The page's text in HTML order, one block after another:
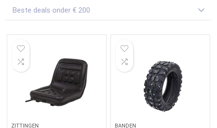
Beste deals onder € 200
ZITTINGEN BANDEN